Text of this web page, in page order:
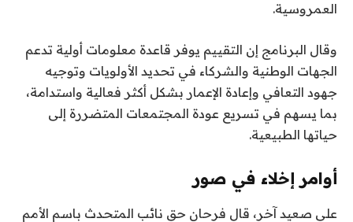
العمروسية.
وقال البرنامج إن التقييم يوفر قاعدة معلومات أولية تدعم
الجهات الوطنية والشركاء في تحديد الأولويات وتوجيه
جهود التعافي وإعادة الإعمار بشكل أكثر فعالية واستدامة،
بما يسهم في تسريع عودة المجتمعات المتضررة إلى
حياتها الطبيعية.
أوامر إخلاء في صور
على صعيد آخر، قال فرحان حق نائب المتحدث باسم الأمم